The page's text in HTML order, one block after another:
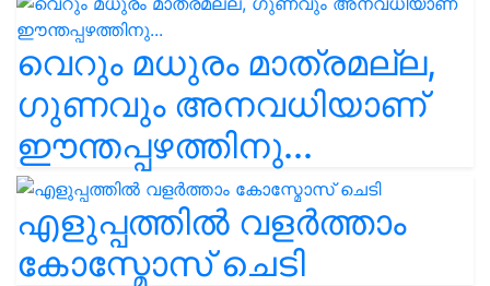
വെറും മധുരം മാത്രമല്ല,
ഗുണവും അനവധിയാണ്
ഈന്തപ്പഴത്തിനു...
എളുപ്പത്തിൽ വളർത്താം
കോസ്മോസ് ചെടി